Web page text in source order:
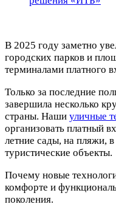
В 2025 году заметно
городских парков и
терминалами платного
Только за последние
завершила несколько
страны. Наши уличные
организовать платный
летние сады, на пляжи,
туристические объекты.
Почему новые
комфорте и
поколения.